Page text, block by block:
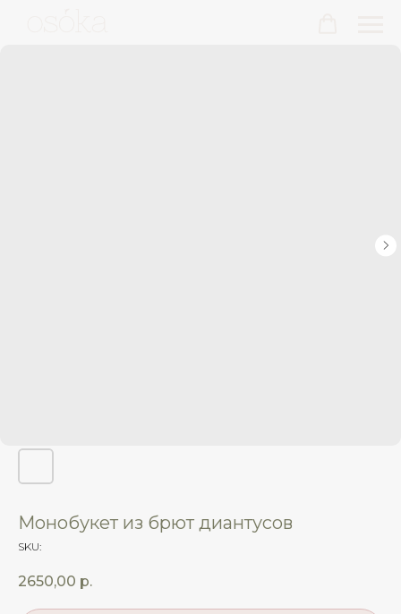
Монобукет из брют диантусов
SKU:
2650,00 р.